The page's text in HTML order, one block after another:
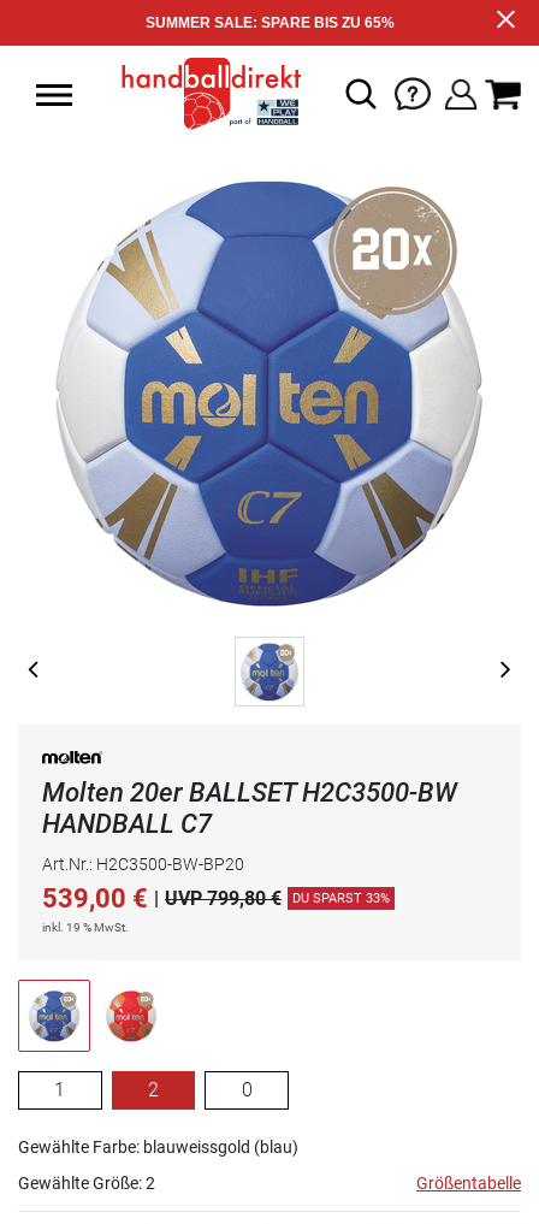
SUMMER SALE: SPARE BIS ZU 65%
Molten 20er BALLSET H2C3500-BW
HANDBALL C7
Art.Nr.: H2C3500-BW-BP20
539,00 € | UVP 799,80 € DU SPARST 33%
inkl. 19 % MwSt.
1 2 0
Gewählte Farbe: blauweissgold (blau)
Gewählte Größe:2 Größentabelle